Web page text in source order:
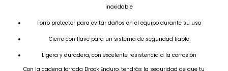
inoxidable
Forro protector para evitar daños en el equipo durante su uso
Cierre con llave para un sistema de seguridad fiable
Ligera y duradera, con excelente resistencia a la corrosión
Con la cadena forrada Drook Enduro, tendrás la seguridad de que tu